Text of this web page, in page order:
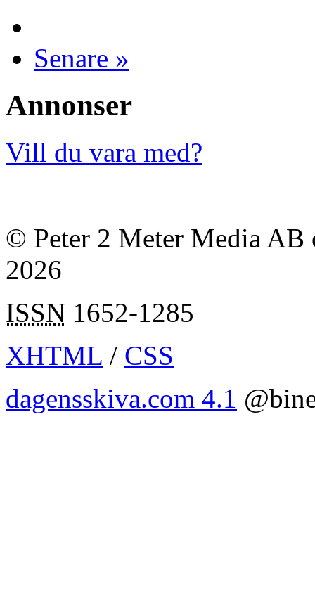
Senare »
Annonser
Vill du vara med?
© Peter 2 Meter Media AB
2026
ISSN 1652-1285
XHTML / CSS
dagensskiva.com 4.1